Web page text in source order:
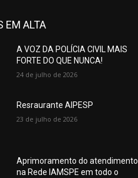
EM ALTA
A VOZ DA POLÍCIA CIVIL MAIS
FORTE DO QUE NUNCA!
24 de julho de 2026
Resraurante AIPESP
23 de julho de 2026
Aprimoramento do atendimento
na Rede IAMSPE em todo o